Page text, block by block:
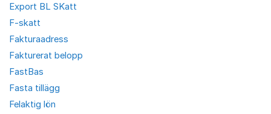
Export BL SKatt
F-skatt
Fakturaadress
Fakturerat belopp
FastBas
Fasta tillägg
Felaktig lön